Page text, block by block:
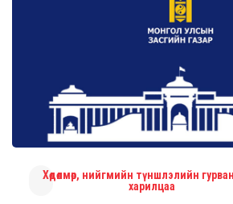
Хөдөлмөр, нийгмийн түншлэлийн
харилцаа